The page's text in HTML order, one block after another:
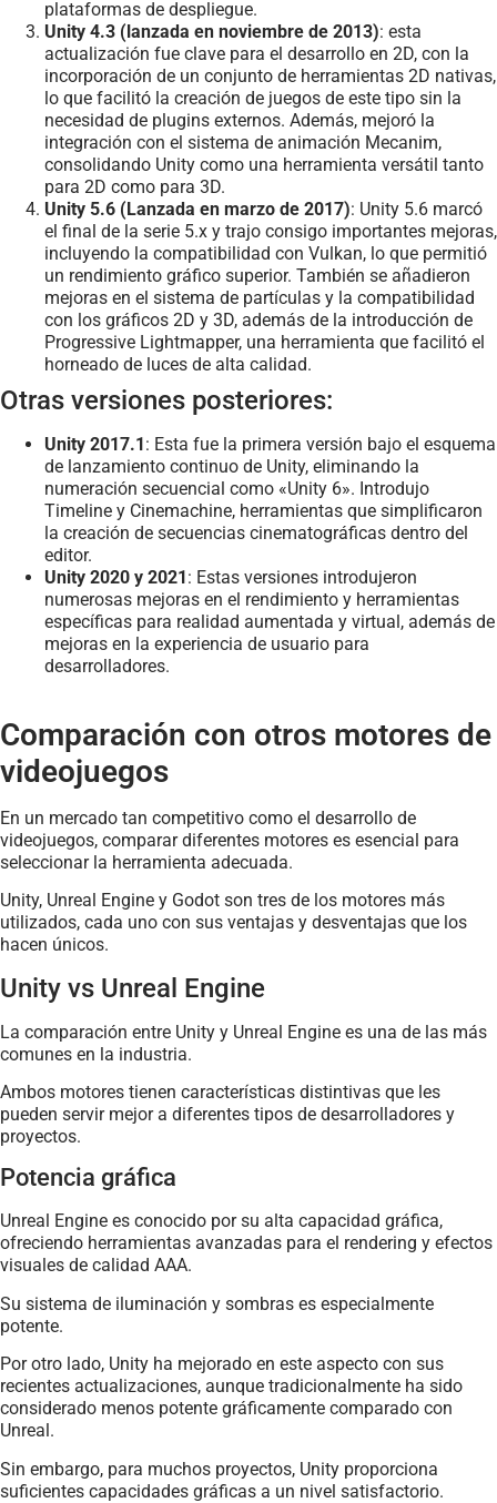
plataformas de despliegue.
Unity 4.3 (lanzada en noviembre de 2013): esta
actualización fue clave para el desarrollo en 2D, con la
incorporación de un conjunto de herramientas 2D nativas,
lo que facilitó la creación de juegos de este tipo sin la
necesidad de plugins externos. Además, mejoró la
integración con el sistema de animación Mecanim,
consolidando Unity como una herramienta versátil tanto
para 2D como para 3D.
Unity 5.6 (Lanzada en marzo de 2017): Unity 5.6 marcó
el final de la serie 5.x y trajo consigo importantes mejoras,
incluyendo la compatibilidad con Vulkan, lo que permitió
un rendimiento gráfico superior. También se añadieron
mejoras en el sistema de partículas y la compatibilidad
con los gráficos 2D y 3D, además de la introducción de
Progressive Lightmapper, una herramienta que facilitó el
horneado de luces de alta calidad.
Otras versiones posteriores:
Unity 2017.1 : Esta fue la primera versión bajo el esquema
de lanzamiento continuo de Unity, eliminando la
numeración secuencial como «Unity 6». Introdujo
Timeline y Cinemachine, herramientas que simplificaron
la creación de secuencias cinematográficas dentro del
editor.
Unity 2020 y 2021 : Estas versiones introdujeron
numerosas mejoras en el rendimiento y herramientas
específicas para realidad aumentada y virtual, además de
mejoras en la experiencia de usuario para
desarrolladores.
Comparación con otros motores de
videojuegos
En un mercado tan competitivo como el desarrollo de
videojuegos, comparar diferentes motores es esencial para
seleccionar la herramienta adecuada.
Unity, Unreal Engine y Godot son tres de los motores más
utilizados, cada uno con sus ventajas y desventajas que los
hacen únicos.
Unity vs Unreal Engine
La comparación entre Unity y Unreal Engine es una de las más
comunes en la industria.
Ambos motores tienen características distintivas que les
pueden servir mejor a diferentes tipos de desarrolladores y
proyectos.
Potencia gráfica
Unreal Engine es conocido por su alta capacidad gráfica,
ofreciendo herramientas avanzadas para el rendering y efectos
visuales de calidad AAA.
Su sistema de iluminación y sombras es especialmente
potente.
Por otro lado, Unity ha mejorado en este aspecto con sus
recientes actualizaciones, aunque tradicionalmente ha sido
considerado menos potente gráficamente comparado con
Unreal.
Sin embargo, para muchos proyectos, Unity proporciona
suficientes capacidades gráficas a un nivel satisfactorio.